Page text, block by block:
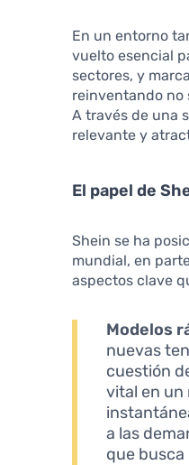
En un entorno
vuelto esencial
sectores, y
reinventando no
A través de una
relevante y
El papel de
Shein se ha
mundial, en
aspectos clave
Modelos
nuevas
cuestión
vital en un
a las
que busca